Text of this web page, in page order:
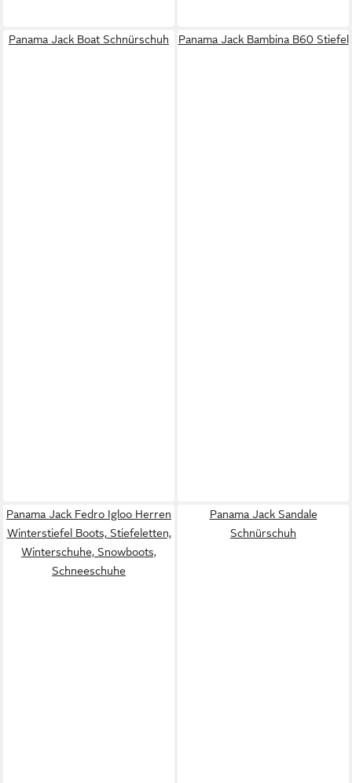
Panama Jack Boat Schnürschuh Panama Jack Bambina B60 Stiefel
Panama Jack Fedro Igloo Herren
Winterstiefel Boots, Stiefeletten,
Winterschuhe, Snowboots,
Schneeschuhe
Panama Jack Sandale
Schnürschuh